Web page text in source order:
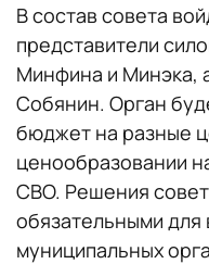
В состав совета
представители
Минфина и Минэка,
Собянин. Орган
бюджет на разные
ценообразовании
СВО. Решения
обязательными для
муниципальных